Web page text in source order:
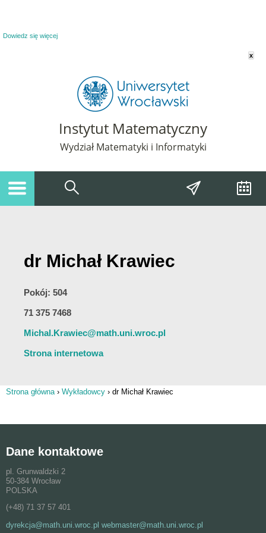
Dowiedz się więcej
x
Instytut Matematyczny
Wydział Matematyki i Informatyki
dr Michał Krawiec
Pokój: 504
71 375 7468
Michal.Krawiec@math.uni.wroc.pl
Strona internetowa
Strona główna› Wykładowcy › dr Michał Krawiec
Dane kontaktowe
pl. Grunwaldzki 2
50-384 Wrocław
POLSKA
(+48) 71 37 57 401
dyrekcja@math.uni.wroc.pl webmaster@math.uni.wroc.pl